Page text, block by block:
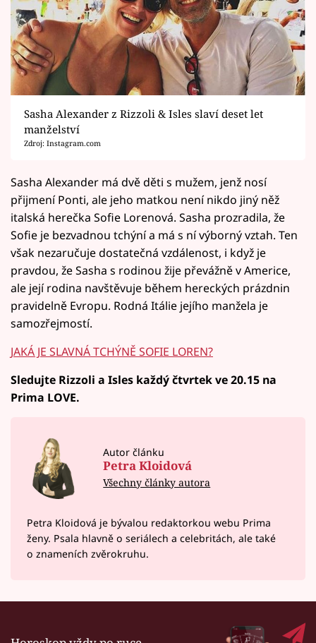
Sasha Alexander z Rizzoli & Isles slaví deset let
manželství
Zdroj: Instagram.com
Sasha Alexander má dvě děti s mužem, jenž nosí
přijmení Ponti, ale jeho matkou není nikdo jiný něž
italská herečka Sofie Lorenová. Sasha prozradila, že
Sofie je bezvadnou tchýní a má s ní výborný vztah. Ten
však nezaručuje dostatečná vzdálenost, i když je
pravdou, že Sasha s rodinou žije převážně v Americe,
ale její rodina navštěvuje během hereckých prázdnin
pravidelně Evropu. Rodná Itálie jejího manžela je
samozřejmostí.
JAKÁ JE SLAVNÁ TCHÝNĚ SOFIE LOREN?
Sledujte Rizzoli a Isles každý čtvrtek ve 20.15 na
Prima LOVE.
Autor článku
Petra Kloidová
Všechny články autora
Petra Kloidová je bývalou redaktorkou webu Prima
ženy. Psala hlavně o seriálech a celebritách, ale také
o znameních zvěrokruhu.